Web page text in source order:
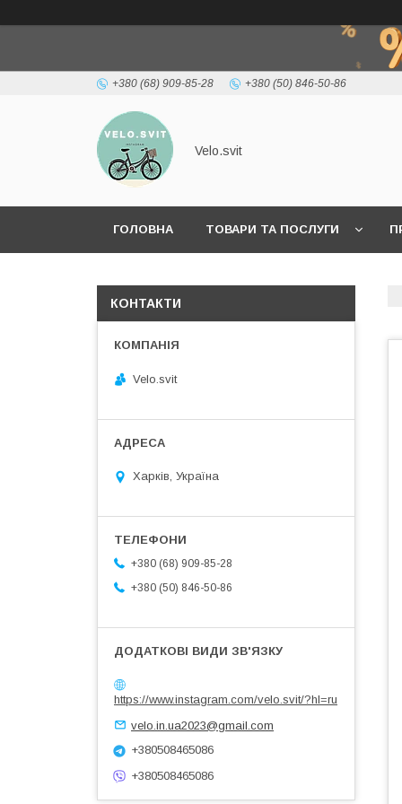
+380 (68) 909-85-28 +380 (50) 846-50-86
Velo.svit
ГОЛОВНА ТОВАРИ ТА ПОСЛУГИ
КОНТАКТИ
Velo.svit
Харків, Україна
+380 (68) 909-85-28
+380 (50) 846-50-86
https://www.instagram.com/velo.svit/?hl=ru
velo.in.ua2023@gmail.com
+380508465086
+380508465086